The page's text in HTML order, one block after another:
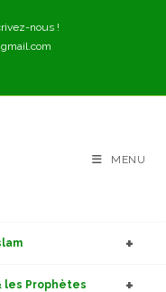
nous !
MENU
les Prophètes